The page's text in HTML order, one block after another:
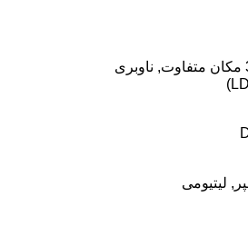
ذخیره نقشه 3 مکان متفاوت, ناوبری